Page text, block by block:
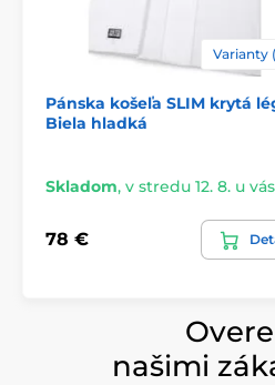
Varianty
Pánska košeľa SLIM krytá
Biela hladká
Skladom, v stredu 12. 8. u vás
78 €
našimi